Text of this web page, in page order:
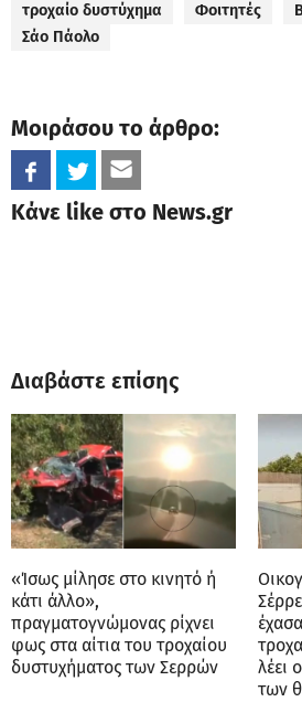
τροχαίο δυστύχημα Φοιτητές
Σάο Πάολο
Μοιράσου το άρθρο:
Κάνε like στο News.gr
Διαβάστε επίσης
«Ίσως μίλησε στο κινητό ή
κάτι άλλο»,
πραγματογνώμονας ρίχνει
φως στα αίτια του τροχαίου
δυστυχήματος των Σερρών
λέει
των